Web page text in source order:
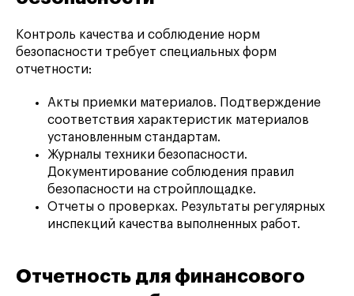
Контроль качества и соблюдение норм
безопасности требует специальных форм
отчетности:
Акты приемки материалов. Подтверждение
соответствия характеристик материалов
установленным стандартам.
Журналы техники безопасности.
Документирование соблюдения правил
безопасности на стройплощадке.
Отчеты о проверках. Результаты регулярных
инспекций качества выполненных работ.
Отчетность для финансового